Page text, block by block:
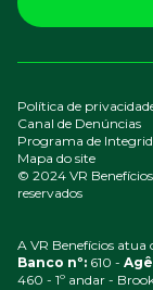
© 2024 VR
reservados
Política de
Canal de Denúncias
Programa de
Mapa do site
A VR Benefícios atua
Banco nº: 610 -
460 - 1º andar -